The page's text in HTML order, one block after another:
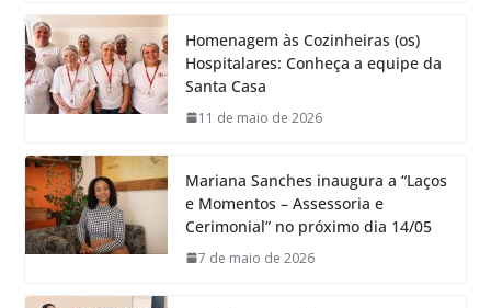
Homenagem às Cozinheiras (os)
Hospitalares: Conheça a equipe da
Santa Casa
11 de maio de 2026
Mariana Sanches inaugura a “Laços
e Momentos – Assessoria e
Cerimonial” no próximo dia 14/05
7 de maio de 2026